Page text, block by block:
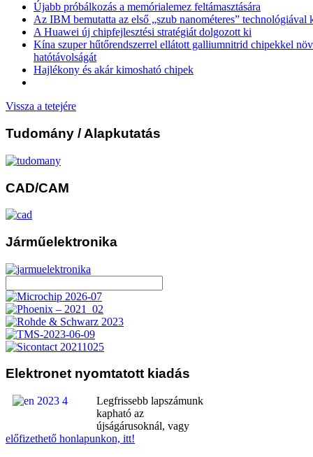
Újabb próbálkozás a memórialemez feltámasztására
Az IBM bemutatta az első „szub nanométeres” technológiával
A Huawei új chipfejlesztési stratégiát dolgozott ki
Kína szuper hűtőrendszerrel ellátott galliumnitrid chipekkel
hatótávolságát
Hajlékony és akár kimosható chipek
Vissza a tetejére
Tudomány / Alapkutatás
CAD/CAM
Járműelektronika
Elektronet nyomtatott kiadás
Legfrissebb lapszámunk
kapható az
újságárusoknál, vagy
előfizethető honlapunkon, itt!